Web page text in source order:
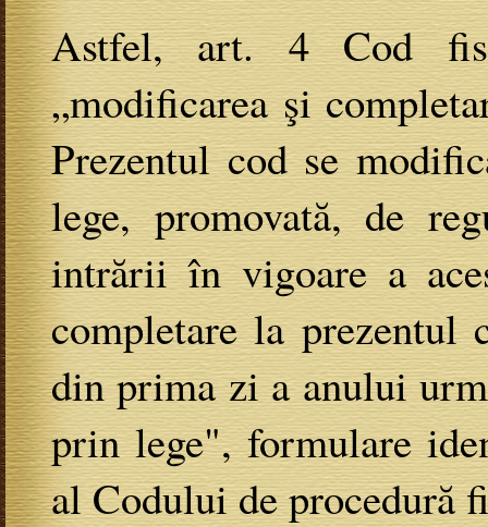
Astfel, art. 4 Cod
„modificarea şi
Prezentul cod se
lege, promovată, de
intrării în vigoare a
completare la prezentul
din prima zi a anului
prin lege", formulare
al Codului de procedură